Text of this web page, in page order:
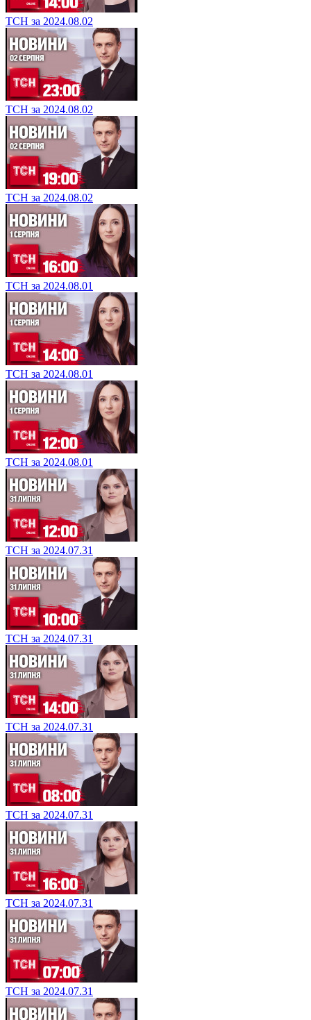
ТСН за 2024.08.02
ТСН за 2024.08.02
ТСН за 2024.08.02
ТСН за 2024.08.01
ТСН за 2024.08.01
ТСН за 2024.08.01
ТСН за 2024.07.31
ТСН за 2024.07.31
ТСН за 2024.07.31
ТСН за 2024.07.31
ТСН за 2024.07.31
ТСН за 2024.07.31